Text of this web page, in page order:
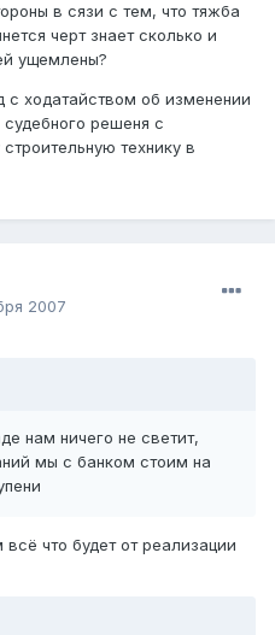
в сязи с тем, что тяжба
черт знает сколько и
ущемлены?
с ходатайством об изменении
решеня с
технику в
2007
нам ничего не светит,
мы с банком стоим на
что будет от реализации